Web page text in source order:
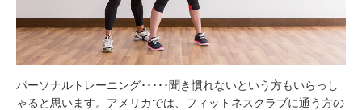
パーソナルトレーニング･････聞き慣れないという方もいらっし
ゃると思います。アメリカでは、フィットネスクラブに通う方の